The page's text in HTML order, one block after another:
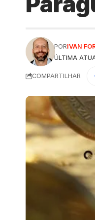
ÚLTIMA
PORIVAN
COMPARTILHAR